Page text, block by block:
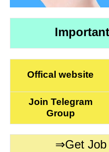
Offical website
Join Telegram
Group
⇒Get